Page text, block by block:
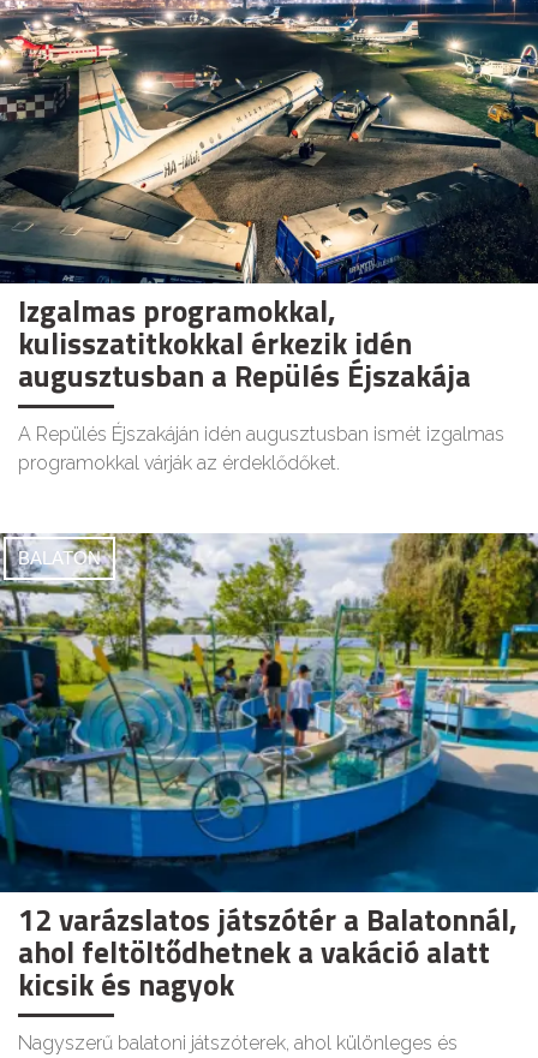
Izgalmas programokkal,
kulisszatitkokkal érkezik idén
augusztusban a Repülés Éjszakája
A Repülés Éjszakáján idén augusztusban ismét izgalmas
programokkal várják az érdeklődőket.
BALATON
12 varázslatos játszótér a Balatonnál,
ahol feltöltődhetnek a vakáció alatt
kicsik és nagyok
Nagyszerű balatoni játszóterek, ahol különleges és